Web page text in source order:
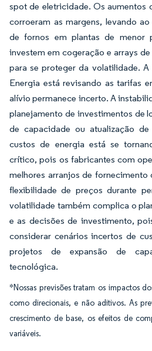
spot de eletricidade. Os aumentos
corroeram as margens, levando
de fornos em plantas de menor
investem em cogeração e arrays
para se proteger da volatilidade.
Energia está revisando as tarifas
alívio permanece incerto. A
planejamento de investimentos de
de capacidade ou atualização
custos de energia está se
crítico, pois os fabricantes com
melhores arranjos de
flexibilidade de preços durante
volatilidade também complica o
e as decisões de investimento,
considerar cenários incertos de
projetos de expansão de
tecnológica.
*Nossas previsões tratam os impactos
como direcionais, e não aditivos. As
crescimento de base, os efeitos de
variáveis.